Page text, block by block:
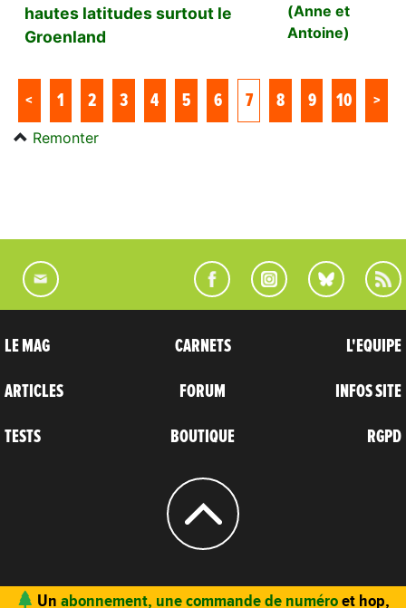
hautes latitudes surtout le
Groenland
(Anne et
Antoine)
< 1 2 3 4 5 6 7 8 9 10 >
Remonter
LE MAG
ARTICLES
TESTS
CARNETS
FORUM
BOUTIQUE
L'EQUIPE
INFOS SITE
RGPD
© 2004 - 2026 CARNETS D’AVENTURES
Un abonnement, une commande de numéroet hop,